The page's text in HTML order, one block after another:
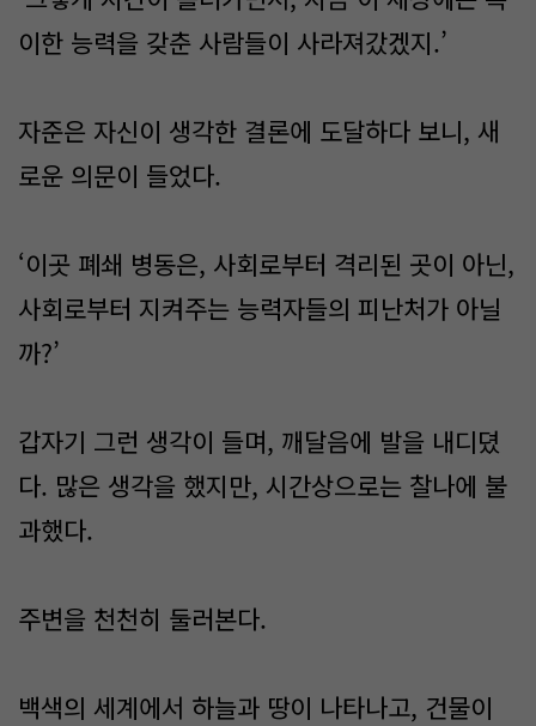
이한 능력을 갖춘 사람들이 사라져갔겠지.’
자준은 자신이 생각한 결론에 도달하다 보니, 새
로운 의문이 들었다.
‘이곳 폐쇄 병동은, 사회로부터 격리된 곳이 아닌,
사회로부터 지켜주는 능력자들의 피난처가 아닐
까?’
​갑자기 그런 생각이 들며, 깨달음에 발을 내디뎠
다. 많은 생각을 했지만, 시간상으로는 찰나에 불
과했다.
주변을 천천히 둘러본다.
백색의 세계에서 하늘과 땅이 나타나고, 건물이